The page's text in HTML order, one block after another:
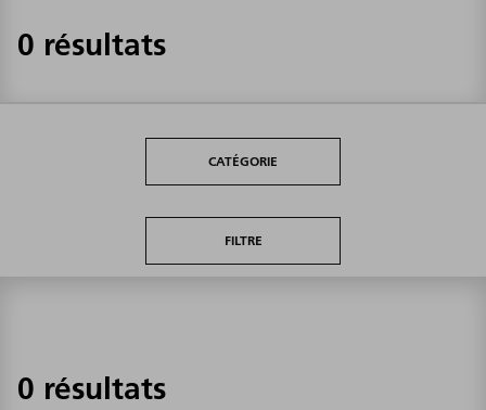
0 résultats
CATÉGORIE
FILTRE
0 résultats